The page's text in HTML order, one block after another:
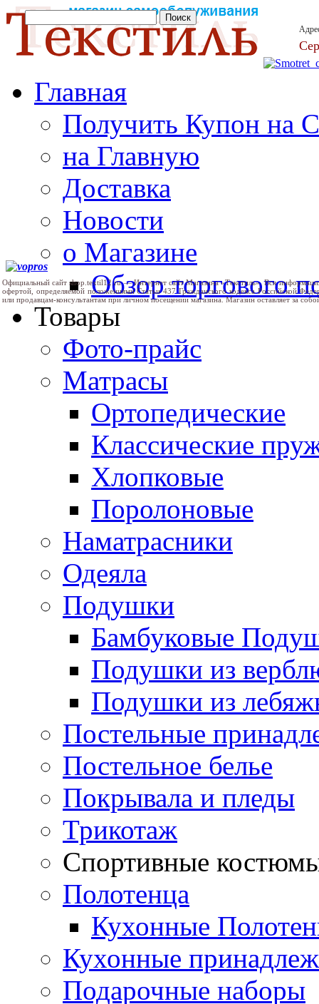
Главная
Получить Купон на
на Главную
Доставка
Новости
о Магазине
Обзор торгового
Товары
Фото-прайс
Матрасы
Ортопедические
Классические
Хлопковые
Поролоновые
Наматрасники
Одеяла
Подушки
Бамбуковые
Подушки из
Подушки из
Постельные
Постельное белье
Покрывала и пледы
Трикотаж
Спортивные
Полотенца
Кухонные
Кухонные
Подарочные наборы
Официальный сайт shop.textil12.ru — Интернет сайт Магазина «Текстиль». Вся
офертой, определяемой положениями Статьи 437 Гражданского кодекса Российской
или продавцам-консультантам при личном посещении магазина. Магазин оставляет за